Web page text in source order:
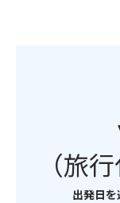
（旅
出発日を